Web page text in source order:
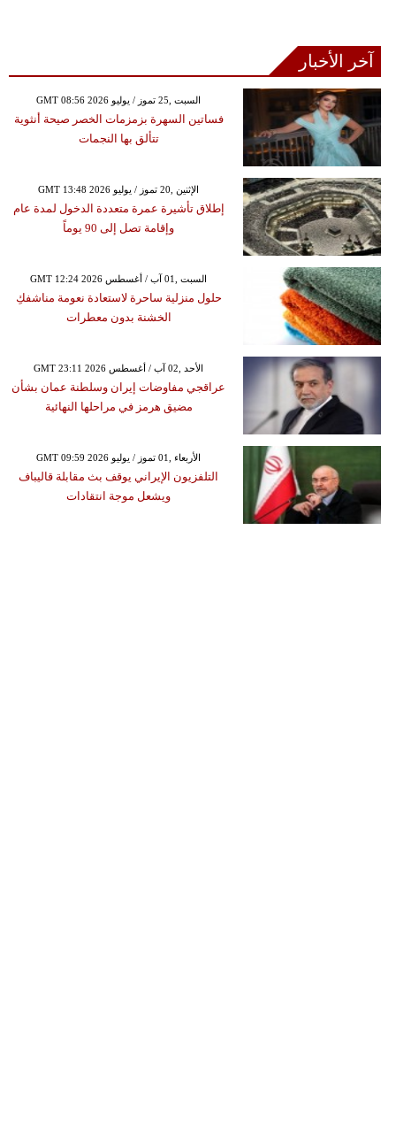
آخر الأخبار
GMT 08:56 2026 السبت ,25 تموز / يوليو
فساتين السهرة بزمزمات الخصر صيحة أنثوية
تتألق بها النجمات
GMT 13:48 2026 الإثنين ,20 تموز / يوليو
إطلاق تأشيرة عمرة متعددة الدخول لمدة عام
وإقامة تصل إلى 90 يوماً
GMT 12:24 2026 السبت ,01 آب / أغسطس
حلول منزلية ساحرة لاستعادة نعومة مناشفكِ
الخشنة بدون معطرات
GMT 23:11 2026 الأحد ,02 آب / أغسطس
عراقجي مفاوضات إيران وسلطنة عمان بشأن
مضيق هرمز في مراحلها النهائية
GMT 09:59 2026 الأربعاء ,01 تموز / يوليو
التلفزيون الإيراني يوقف بث مقابلة قاليباف
ويشعل موجة انتقادات